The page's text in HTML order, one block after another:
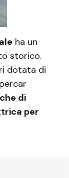
ha un
storico.
dotata di
di
per